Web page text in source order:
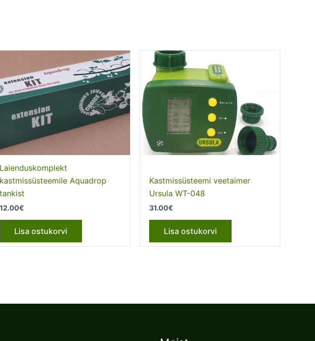
Laienduskomplekt
kastmissüsteemile Aquadrop
tankist
12.00€
Lisa ostukorvi
Kastmissüsteemi veetaimer
Ursula WT-048
31.00€
Lisa ostukorvi